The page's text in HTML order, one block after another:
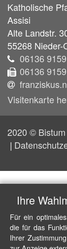
Katholische
Assisi
Alte Landstr.
55268 Nieder-
06136
06136
Visitenkarte
2020 ©
Ihre
Für ein
die für das
Ihrer